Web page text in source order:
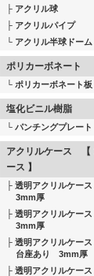
アクリル球
アクリルパイプ
アクリル半球ドーム
ポリカーボネート
ポリカーボネート板
塩化ビニル樹脂
パンチングプレート
アクリルケース 【
ース 】
透明アクリルケー
3mm厚
透明アクリルケー
3mm厚
透明アクリルケー
台座あり 3mm厚
透明アクリルケー